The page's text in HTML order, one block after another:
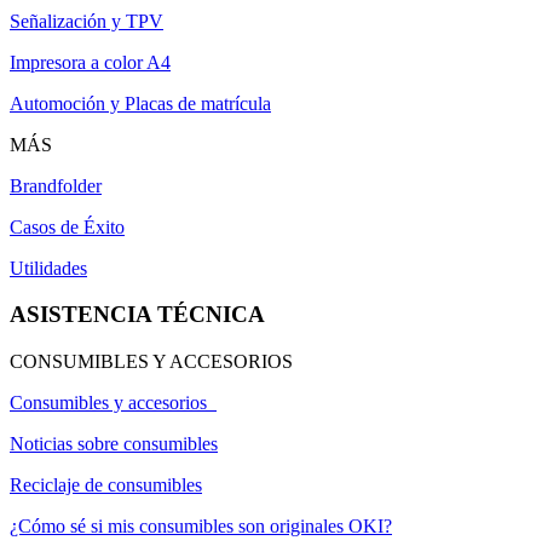
Señalización y TPV
Impresora a color A4
Automoción y Placas de matrícula
MÁS
Brandfolder
Casos de Éxito
Utilidades
ASISTENCIA TÉCNICA
CONSUMIBLES Y ACCESORIOS
Consumibles y accesorios
Noticias sobre consumibles
Reciclaje de consumibles
¿Cómo sé si mis consumibles son originales OKI?